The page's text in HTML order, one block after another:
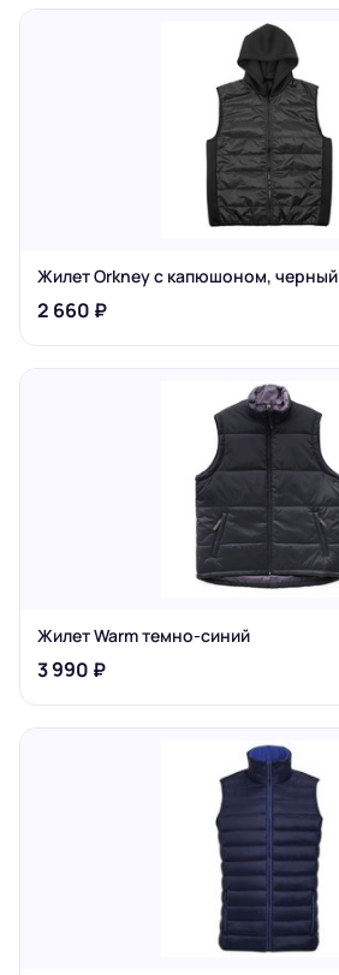
Жилет Orkney с капюшоном, черный
2 660 ₽
Жилет Warm темно-синий
3 990 ₽